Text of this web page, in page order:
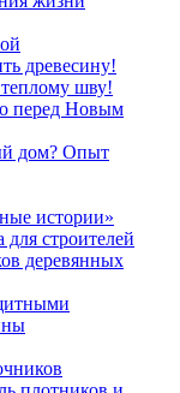
древесину!
шву!
перед Новым
дом? Опыт
истории»
строителей
деревянных